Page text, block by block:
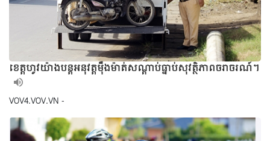
ខេត្តហូវយ៉ាងបន្តអនុវត្តម៉ឺងម៉ាត់សណ្តាប់ធ្នាប់សុវត្ថិភាពចរាចរណ៍។
VOV4.VOV.VN -